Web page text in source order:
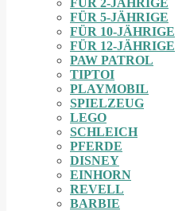
FÜR 5-JÄHRIGE
FÜR 10-JÄHRIGE
FÜR 12-JÄHRIGE
PAW PATROL
TIPTOI
PLAYMOBIL
SPIELZEUG
LEGO
SCHLEICH
PFERDE
DISNEY
EINHORN
REVELL
BARBIE